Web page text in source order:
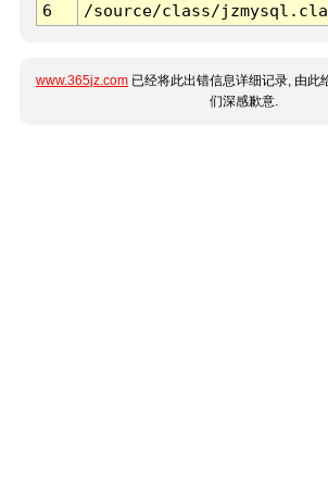
6 /source/class/
www.365jz.com 已经将此出错信息详细记录, 由此
们深感歉意.